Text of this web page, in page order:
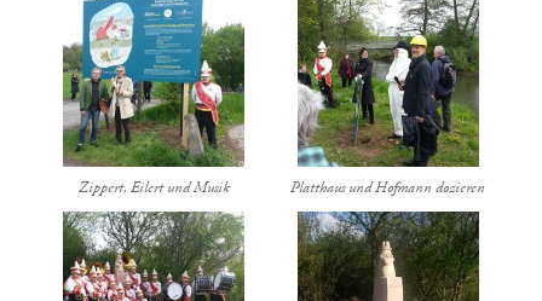
Zippert, Eilert und Musik Platthaus und Hofmann dozieren